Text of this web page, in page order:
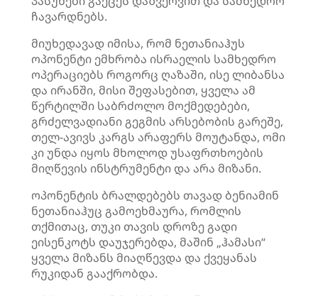
ჩავარდნებს.
მიუხედავად იმისა, რომ ნეთანიაჰუს
ოპონენტი ემხრობა ისრაელის სამხედრო
ოპერაციებს როგორც ღაზაში, ისე ლიბანსა
და ირანში, მისი შეფასებით, ყველა ამ
წერტილში საბრძოლო მოქმედებები,
გრძელვადიანი გეგმის არსებობის გარეშე,
თელ-ავივს კარგს არაფერს მოუტანდა, ომი
კი უნდა იყოს მხოლოდ უსაფრთხოების
მიღწევის ინსტრუმენტი და არა მიზანი.
ოპონენტის ბრალდებებს თავად ბენიამინ
ნეთანიაჰუც გამოეხმაურა, რომლის
თქმითაც, თუკი თავის დროზე გადი
ეისენკოტს დაუჯერებდა, მაშინ „ჰამასი“
ყველა მიზანს მიაღწევდა და ქვეყანას
რუკიდან გააქრობდა.